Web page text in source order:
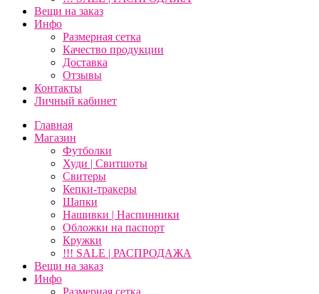
Вещи на заказ
Инфо
Размерная сетка
Качество продукции
Доставка
Отзывы
Контакты
Личный кабинет
Главная
Магазин
Футболки
Худи | Свитшоты
Свитеры
Кепки-тракеры
Шапки
Нашивки | Наспинники
Обложки на паспорт
Кружки
!!! SALE | РАСПРОДАЖА
Вещи на заказ
Инфо
Размерная сетка